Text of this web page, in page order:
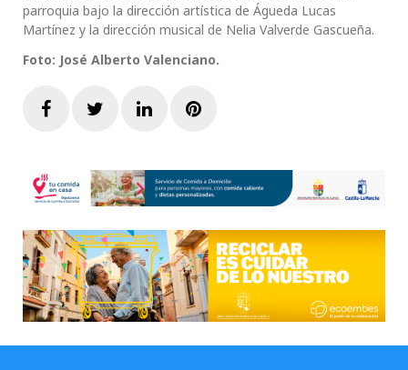
parroquia bajo la dirección artística de Águeda Lucas
Martínez y la dirección musical de Nelia Valverde Gascueña.
Foto: José Alberto Valenciano.
FacebookTwitterLinkedInPinterest